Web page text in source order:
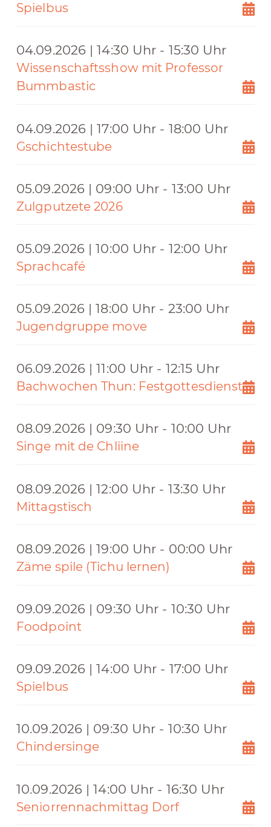
Spielbus
04.09.2026 | 14:30 Uhr - 15:30 Uhr
Wissenschaftsshow mit Professor
Bummbastic
04.09.2026 | 17:00 Uhr - 18:00 Uhr
Gschichtestube
05.09.2026 | 09:00 Uhr - 13:00 Uhr
Zulgputzete 2026
05.09.2026 | 10:00 Uhr - 12:00 Uhr
Sprachcafé
05.09.2026 | 18:00 Uhr - 23:00 Uhr
Jugendgruppe move
06.09.2026 | 11:00 Uhr - 12:15 Uhr
Bachwochen Thun: Festgottesdienst
08.09.2026 | 09:30 Uhr - 10:00 Uhr
Singe mit de Chliine
08.09.2026 | 12:00 Uhr - 13:30 Uhr
Mittagstisch
08.09.2026 | 19:00 Uhr - 00:00 Uhr
Zäme spile (Tichu lernen)
09.09.2026 | 09:30 Uhr - 10:30 Uhr
Foodpoint
09.09.2026 | 14:00 Uhr - 17:00 Uhr
Spielbus
10.09.2026 | 09:30 Uhr - 10:30 Uhr
Chindersinge
10.09.2026 | 14:00 Uhr - 16:30 Uhr
Seniorrennachmittag Dorf